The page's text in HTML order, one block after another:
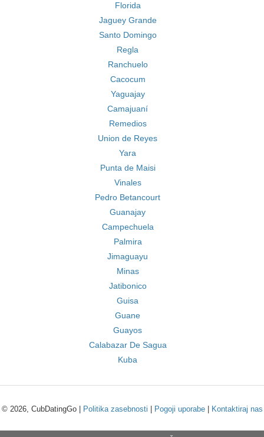
Florida
Jaguey Grande
Santo Domingo
Regla
Ranchuelo
Cacocum
Yaguajay
Camajuaní
Remedios
Union de Reyes
Yara
Punta de Maisi
Vinales
Pedro Betancourt
Guanajay
Campechuela
Palmira
Jimaguayu
Minas
Jatibonico
Guisa
Guane
Guayos
Calabazar De Sagua
Kuba
© 2026, CubDatingGo | Politika zasebnosti Pogoji uporabe| Kontaktiraj nas